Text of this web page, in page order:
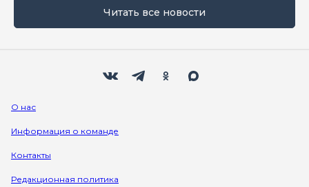
Читать все новости
О нас
Информация о команде
Контакты
Редакционная политика